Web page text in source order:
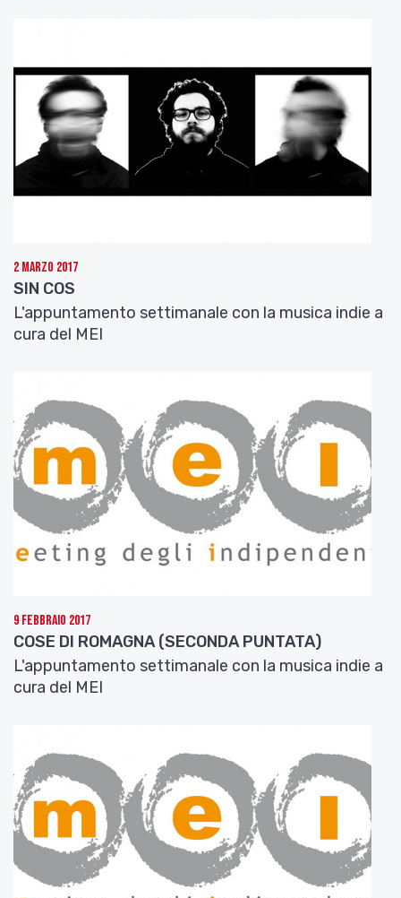
2 Marzo 2017
SIN COS
L'appuntamento settimanale con la musica indie a
cura del MEI
9 Febbraio 2017
COSE DI ROMAGNA (SECONDA PUNTATA)
L'appuntamento settimanale con la musica indie a
cura del MEI